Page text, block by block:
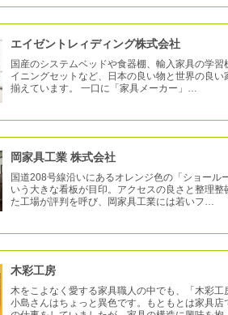
エイゼントレィディング株式会社
国産のシステムベッドや食器棚、輸入家具の学習
イニングセットなど、日本の良い物と世界の良い
揃えています。 一口に「家具メーカー」…
岡家具工業 株式会社
国道208号線沿いにあるオレンジ色の「ショール
いう大きな看板が目印。アクセスの良さと整理整
た工場が評判を呼び、岡家具工業には若いフ…
木彩工房
木をこよなく愛する家具職人の中でも、「木彩工
小島さんはちょっと異色です。もともとは家具店